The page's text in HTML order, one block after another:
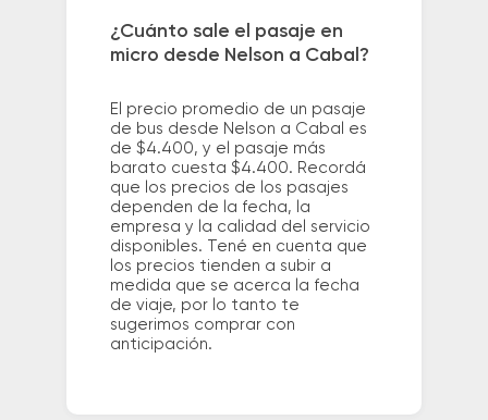
¿Cuánto sale el pasaje en
micro desde Nelson a Cabal?
El precio promedio de un pasaje
de bus desde Nelson a Cabal es
de $4.400, y el pasaje más
barato cuesta $4.400. Recordá
que los precios de los pasajes
dependen de la fecha, la
empresa y la calidad del servicio
disponibles. Tené en cuenta que
los precios tienden a subir a
medida que se acerca la fecha
de viaje, por lo tanto te
sugerimos comprar con
anticipación.